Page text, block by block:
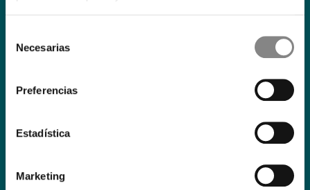
Necesarias
Preferencias
Estadística
Marketing